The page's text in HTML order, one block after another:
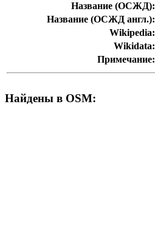
Название (ОСЖД):
Название (ОСЖД англ.):
Wikipedia:
Wikidata:
Примечание:
Найдены в OSM: